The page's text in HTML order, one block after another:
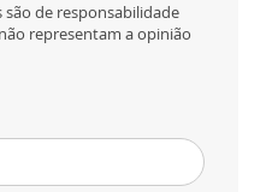
são de responsabilidade
representam a opinião